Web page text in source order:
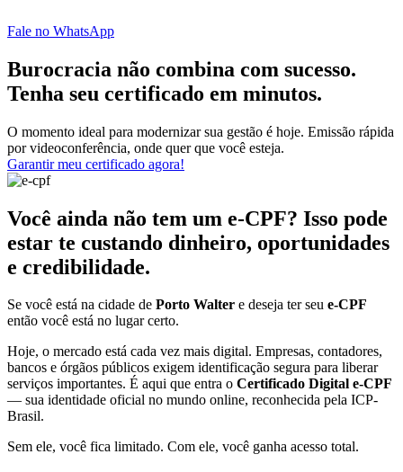
Fale no WhatsApp
Burocracia não combina com sucesso.
Tenha seu certificado em minutos.
O momento ideal para modernizar sua gestão é hoje. Emissão rápida
por videoconferência, onde quer que você esteja.
Garantir meu certificado agora!
Você ainda não tem um e-CPF? Isso pode
estar te custando dinheiro, oportunidades
e credibilidade.
Se você está na cidade de Porto Walter e deseja ter seu e-CPF
então você está no lugar certo.
Hoje, o mercado está cada vez mais digital. Empresas, contadores,
bancos e órgãos públicos exigem identificação segura para liberar
serviços importantes. É aqui que entra o Certificado Digital e-CPF
— sua identidade oficial no mundo online, reconhecida pela ICP-
Brasil.
Sem ele, você fica limitado. Com ele, você ganha acesso total.